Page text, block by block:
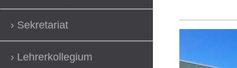
Sekretariat
Lehrerkollegium